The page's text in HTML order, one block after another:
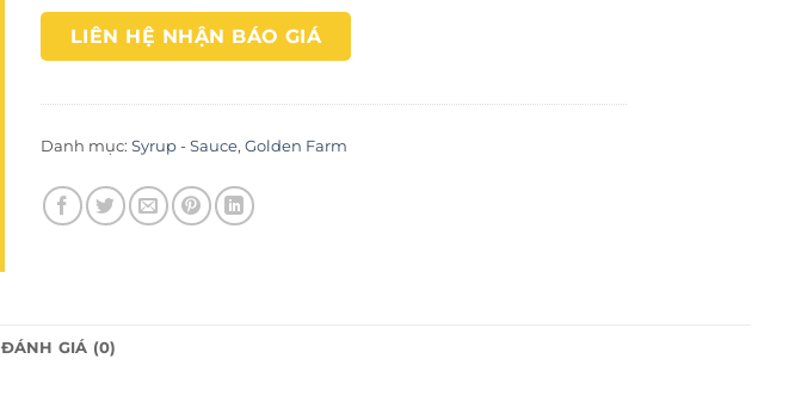
LIÊN HỆ NHẬN BÁO GIÁ
Danh mục: Syrup - Sauce, Golden Farm
ĐÁNH GIÁ (0)